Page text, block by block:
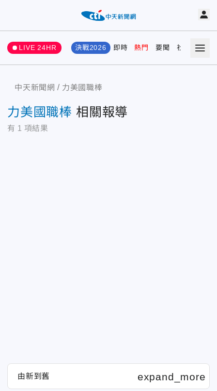
LIVE 24HR 決戰2026 即時 熱門 要聞 社會 娛樂
中天新聞網 力美國職棒
力美國職棒 相關報導
有 1 項結果